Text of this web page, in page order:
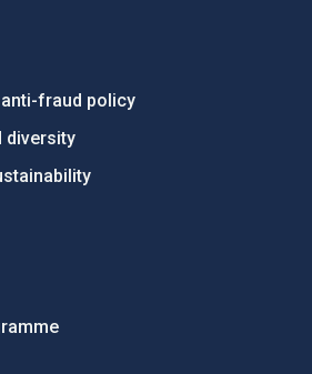
fraud policy
diversity